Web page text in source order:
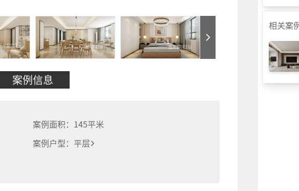
案例信息
案例面积： 145平米
案例户型： 平层
相关案例